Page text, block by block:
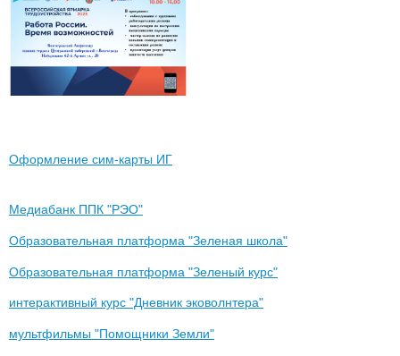
Оформление сим-карты ИГ
Медиабанк ППК "РЭО"
Образовательная платформа "Зеленая школа"
Образовательная платформа "Зеленый курс"
интерактивный курс "Дневник эковолнтера"
мультфильмы "Помощники Земли"